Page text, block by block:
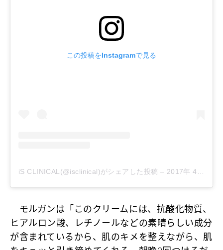
この投稿をInstagramで見る
iS CLINICAL(@isclinical)がシェアした投稿 – 2017年 4月月13日午後3時17分PDT
モルガンは「このクリームには、抗酸化物質、
ヒアルロン酸、レチノールなどの素晴らしい成分
が含まれているから、肌のキメを整えながら、肌